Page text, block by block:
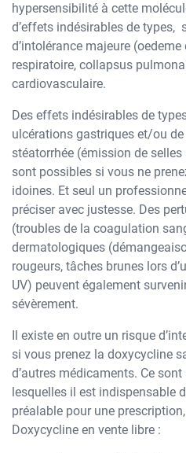
hypersensibilité à cette
d’effets indésirables de types,
d’intolérance majeure
respiratoire, collapsus
cardiovasculaire.
Des effets indésirables de
ulcérations gastriques et/ou
stéatorrhée (émission de
sont possibles si vous ne
idoines. Et seul un
préciser avec justesse. Des
(troubles de la coagulation
dermatologiques
rougeurs, tâches brunes lors
UV) peuvent également
sévèrement.
Il existe en outre un risque
si vous prenez la doxycycline
d’autres médicaments. Ce
lesquelles il est indispensable
préalable pour une
Doxycycline en vente libre :